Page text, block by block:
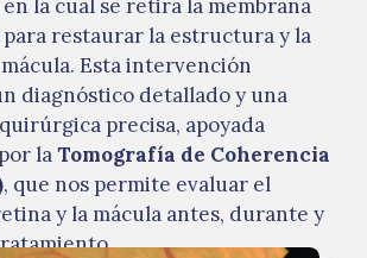
en la cual se retira la membrana
restaurar la estructura y la
Esta intervención
diagnóstico detallado y una
precisa, apoyada
laTomografía de Coherencia
, que nos permite evaluar el
y la mácula antes, durante y